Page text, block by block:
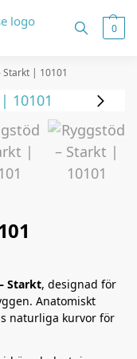
0
Starkt | 10101
Starkt, designad för
Anatomiskt
naturliga kurvor för